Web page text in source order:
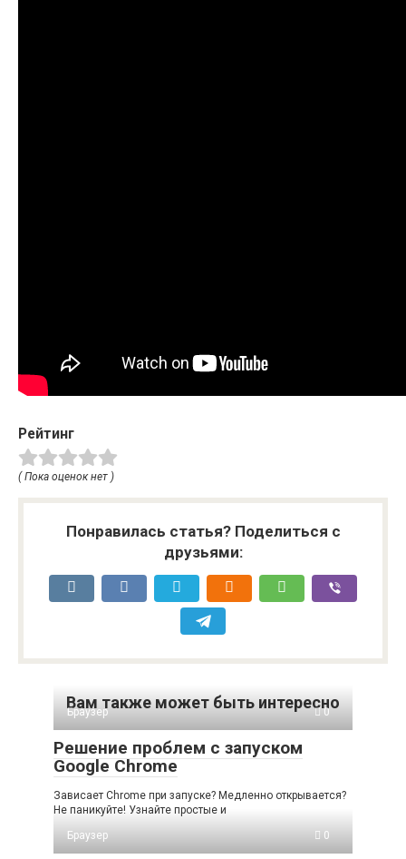
Рейтинг
( Пока оценок нет )
Понравилась статья? Поделиться с
друзьями:
Вам также может быть интересно
Браузер 0
Решение проблем с запуском
Google Chrome
Зависает Chrome при запуске? Медленно открывается?
Не паникуйте! Узнайте простые и
Браузер
0